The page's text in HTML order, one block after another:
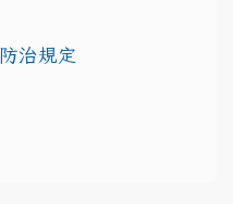
治規定